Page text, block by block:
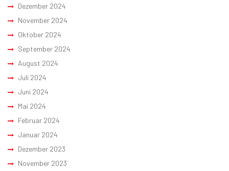
Dezember 2024
November 2024
Oktober 2024
September 2024
August 2024
Juli 2024
Juni 2024
Mai 2024
Februar 2024
Januar 2024
Dezember 2023
November 2023